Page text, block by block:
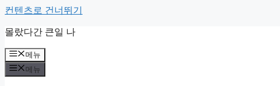
컨텐츠로 건너뛰기
몰랐다간 큰일 나
메뉴
메뉴